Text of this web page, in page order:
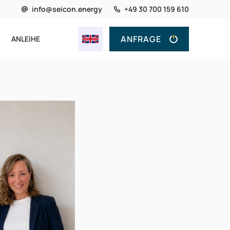
info@seicon.energy +49 30 700 159 610
ANLEIHE ANFRAGE